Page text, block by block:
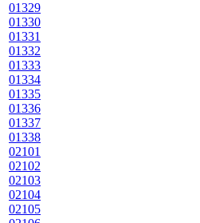
01329
01330
01331
01332
01333
01334
01335
01336
01337
01338
02101
02102
02103
02104
02105